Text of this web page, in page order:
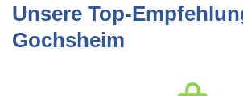
Unsere Top-
Gochsheim